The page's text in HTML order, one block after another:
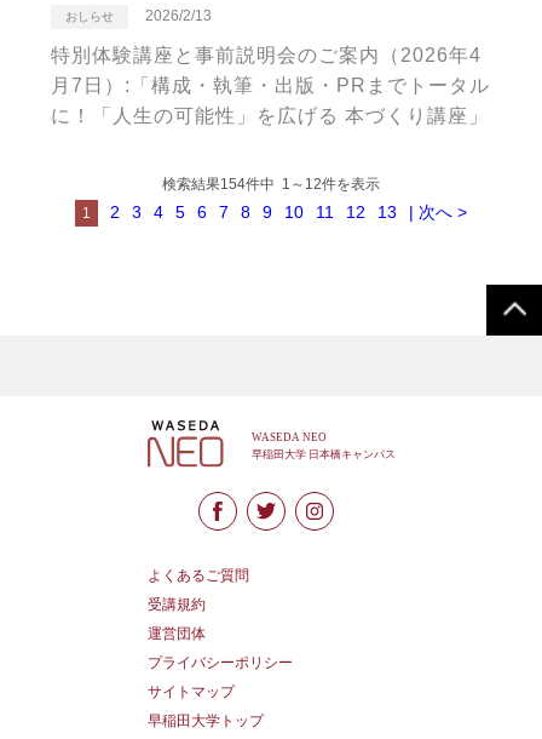
おしらせ 2026/2/13
特別体験講座と事前説明会のご案内（2026年4
月7日）:「構成・執筆・出版・PRまでトータル
に！「人生の可能性」を広げる 本づくり講座」
検索結果154件中 1～12件を表示
1
2 3 4 5 6 7 8 9 10 11 12 13 | 次へ >
よくあるご質問
受講規約
運営団体
プライバシーポリシー
サイトマップ
早稲田大学トップ